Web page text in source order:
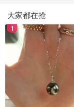
大家都在抢
1